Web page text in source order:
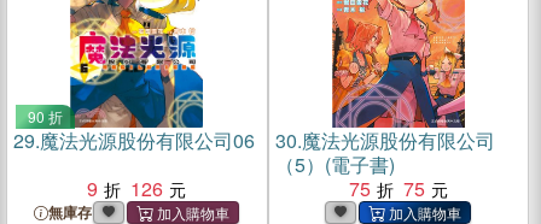
90 折
29.魔法光源股份有限公司06
9
126
無庫存
30.魔法光源股份有限公司
（5）(電子書)
75
75